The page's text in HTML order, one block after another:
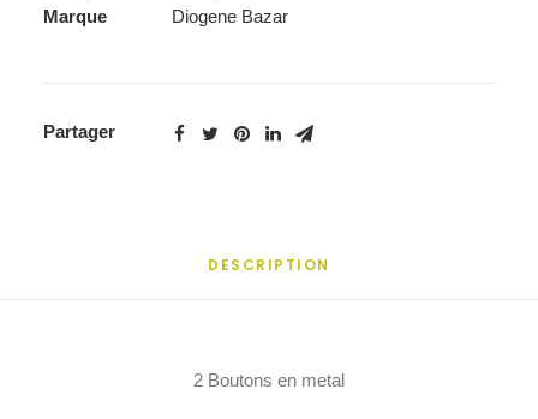
Marque
Diogene Bazar
Partager
DESCRIPTION
2 Boutons en metal